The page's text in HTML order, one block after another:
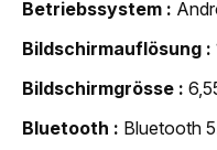
Betriebssystem
Bildschirmauflösung
Bildschirmgrösse
Bluetooth
Bluetooth